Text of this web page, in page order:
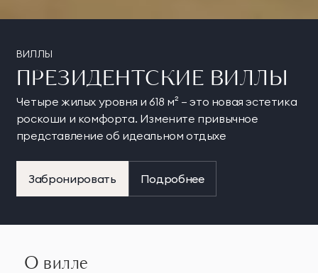
ВИЛЛЫ
ПРЕЗИДЕНТСКИЕ ВИЛЛЫ
Четыре жилых уровня и 618 м² — это новая эстетика
роскоши и комфорта. Измените привычное
представление об идеальном отдыхе
Забронировать Подробнее
О вилле